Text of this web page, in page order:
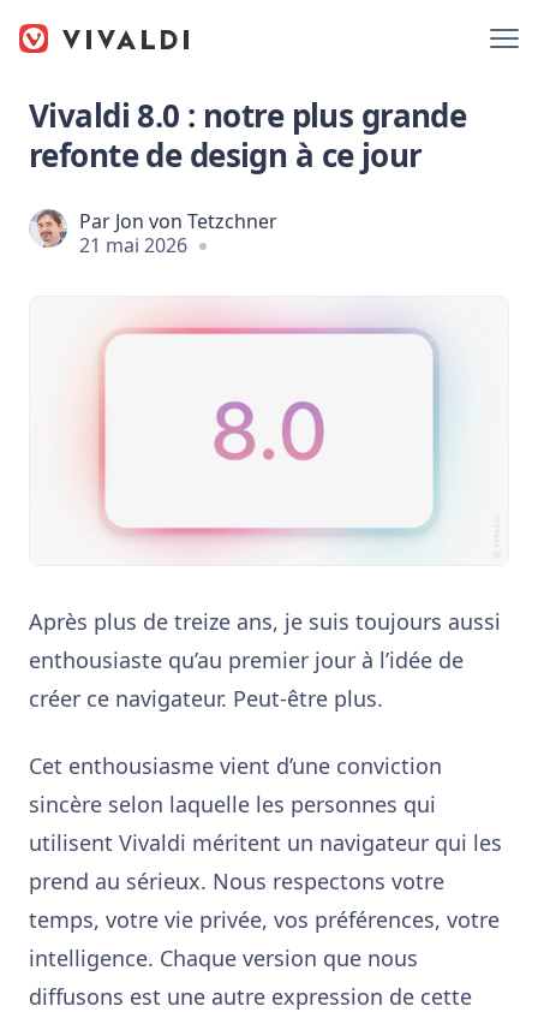
Vivaldi 8.0 : notre plus grande
refonte de design à ce jour
Par Jon von Tetzchner
21 mai 2026
Après plus de treize ans, je suis toujours aussi
enthousiaste qu’au premier jour à l’idée de
créer ce navigateur. Peut-être plus.
Cet enthousiasme vient d’une conviction
sincère selon laquelle les personnes qui
utilisent Vivaldi méritent un navigateur qui les
prend au sérieux. Nous respectons votre
temps, votre vie privée, vos préférences, votre
intelligence. Chaque version que nous
diffusons est une autre expression de cette